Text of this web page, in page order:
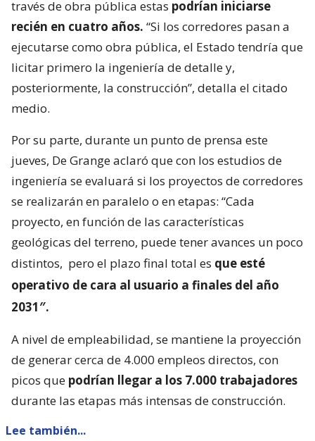
través de obra pública estas podrían iniciarse
recién en cuatro años. “Si los corredores pasan a
ejecutarse como obra pública, el Estado tendría que
licitar primero la ingeniería de detalle y,
posteriormente, la construcción”, detalla el citado
medio.
Por su parte, durante un punto de prensa este
jueves, De Grange aclaró que con los estudios de
ingeniería se evaluará si los proyectos de corredores
se realizarán en paralelo o en etapas: “Cada
proyecto, en función de las características
geológicas del terreno, puede tener avances un poco
distintos, pero el plazo final total es que esté
operativo de cara al usuario a finales del año
2031″.
A nivel de empleabilidad, se mantiene la proyección
de generar cerca de 4.000 empleos directos, con
picos que podrían llegar a los 7.000 trabajadores
durante las etapas más intensas de construcción.
Lee también...